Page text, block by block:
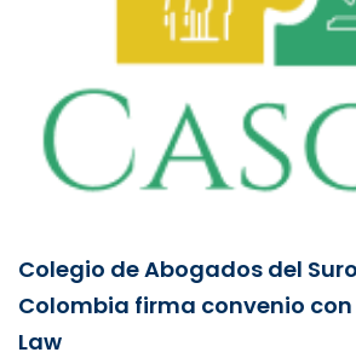
Colegio de Abogados del
Colombia firma convenio con
Law